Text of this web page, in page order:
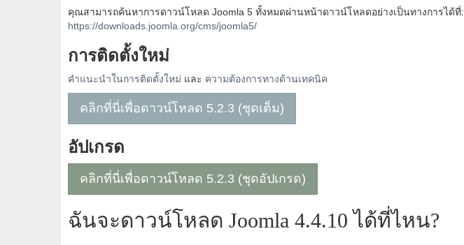
คุณสามารถค้นหาการดาวน์โหลด Joomla 5 ทั้งหมดผ่านหน้าดาวน์โหลดอย่างเป็นทางการได้ที่:
https://downloads.joomla.org/cms/joomla5/
การติดตั้งใหม่
คำแนะนำในการติดตั้งใหม่ และ ความต้องการทางด้านเทคนิค
คลิกที่นี่เพื่อดาวน์โหลด 5.2.3 (ชุดเต็ม)
อัปเกรด
คลิกที่นี่เพื่อดาวน์โหลด 5.2.3 (ชุดอัปเกรด)
ฉันจะดาวน์โหลด Joomla 4.4.10 ได้ที่ไหน?